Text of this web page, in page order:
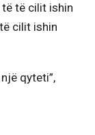
të cilit ishin
cilit ishin
qyteti”,